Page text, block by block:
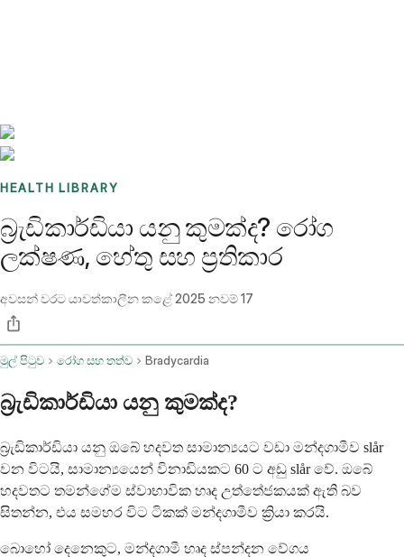
HEALTH LIBRARY
බ්‍රැඩිකාර්ඩියා යනු කුමක්ද? රෝග
ලක්ෂණ, හේතු සහ ප්‍රතිකාර
අවසන් වරට යාවත්කාලීන කළේ2025 නවම් 17
මුල් පිටුව රෝග සහ තත්ව Bradycardia
බ්‍රැඩිකාර්ඩියා යනු කුමක්ද?
බ්‍රැඩිකාර්ඩියා යනු ඔබේ හදවත සාමාන්‍යයට වඩා මන්දගාමීව slår
වන විටයි, සාමාන්‍යයෙන් විනාඩියකට 60 ට අඩු slår වේ. ඔබේ
හදවතට තමන්ගේම ස්වාභාවික හෘද උත්තේජකයක් ඇති බව
සිතන්න, එය සමහර විට ටිකක් මන්දගාමීව ක්‍රියා කරයි.
බොහෝ දෙනෙකුට, මන්දගාමී හෘද ස්පන්දන වේගය